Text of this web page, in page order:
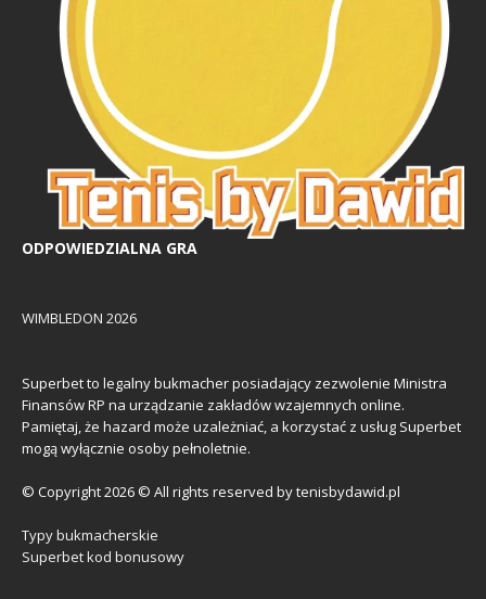
ODPOWIEDZIALNA GRA
WIMBLEDON 2026
Superbet to legalny bukmacher posiadający zezwolenie Ministra
Finansów RP na urządzanie zakładów wzajemnych online.
Pamiętaj, że hazard może uzależniać, a korzystać z usług Superbet
mogą wyłącznie osoby pełnoletnie.
© Copyright 2026 © All rights reserved by tenisbydawid.pl
Typy bukmacherskie
Superbet kod bonusowy